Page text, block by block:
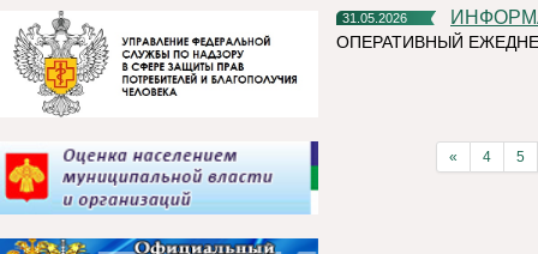
31.05.2026
ОПЕРАТИВНЫЙ
« 4 5